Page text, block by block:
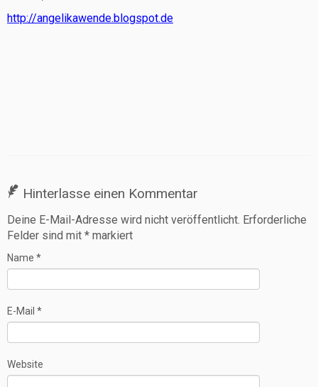
http://angelikawende.blogspot.de
Hinterlasse einen Kommentar
Deine E-Mail-Adresse wird nicht veröffentlicht. Erforderliche
Felder sind mit * markiert
Name *
E-Mail *
Website